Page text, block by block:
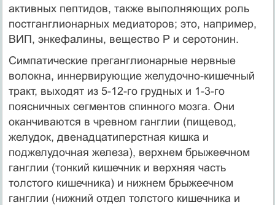
активных пептидов, также выполняющих роль
постганглионарных медиаторов; это, например,
ВИП, энкефалины, вещество Р и серотонин.
Симпатические преганглионарные нервные
волокна, иннервирующие желудочно-кишечный
тракт, выходят из 5-12-го грудных и 1-3-го
поясничных сегментов спинного мозга. Они
оканчиваются в чревном ганглии (пищевод,
желудок, двенадцатиперстная кишка и
поджелудочная железа), верхнем брыжеечном
ганглии (тонкий кишечник и верхняя часть
толстого кишечника) и нижнем брыжеечном
ганглии (нижний отдел толстого кишечника и